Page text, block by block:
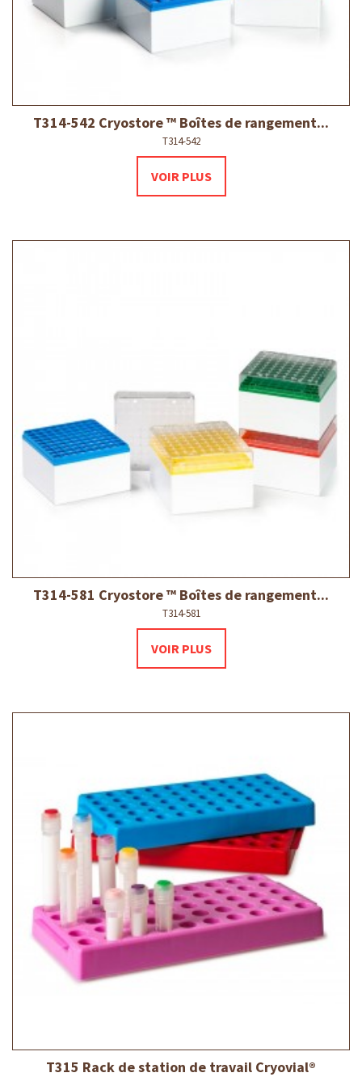
T314-542 Cryostore ™ Boîtes de rangement...
T314-542
VOIR PLUS
T314-581 Cryostore ™ Boîtes de rangement...
T314-581
VOIR PLUS
T315 Rack de station de travail Cryovial®